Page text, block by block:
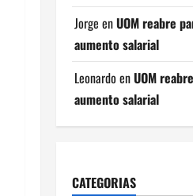
Jorge enUOM reabre
aumento salarial
Leonardo enUOM
aumento salarial
CATEGORIAS